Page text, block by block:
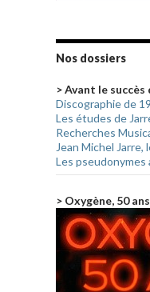
Nos dossiers
> Avant le
Discographie de
Les études de
Recherches
Jean Michel Jarre,
Les
> Oxygène, 50 ans